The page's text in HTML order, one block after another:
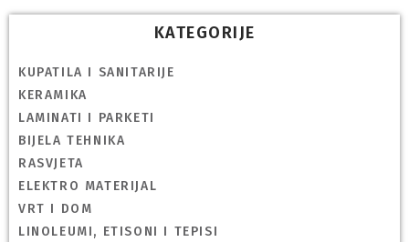
KATEGORIJE
KUPATILA I SANITARIJE
KERAMIKA
LAMINATI I PARKETI
BIJELA TEHNIKA
RASVJETA
ELEKTRO MATERIJAL
VRT I DOM
LINOLEUMI, ETISONI I TEPISI